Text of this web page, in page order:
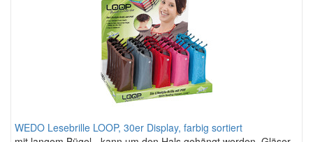
WEDO Lesebrille LOOP, 30er Display, farbig sortiert